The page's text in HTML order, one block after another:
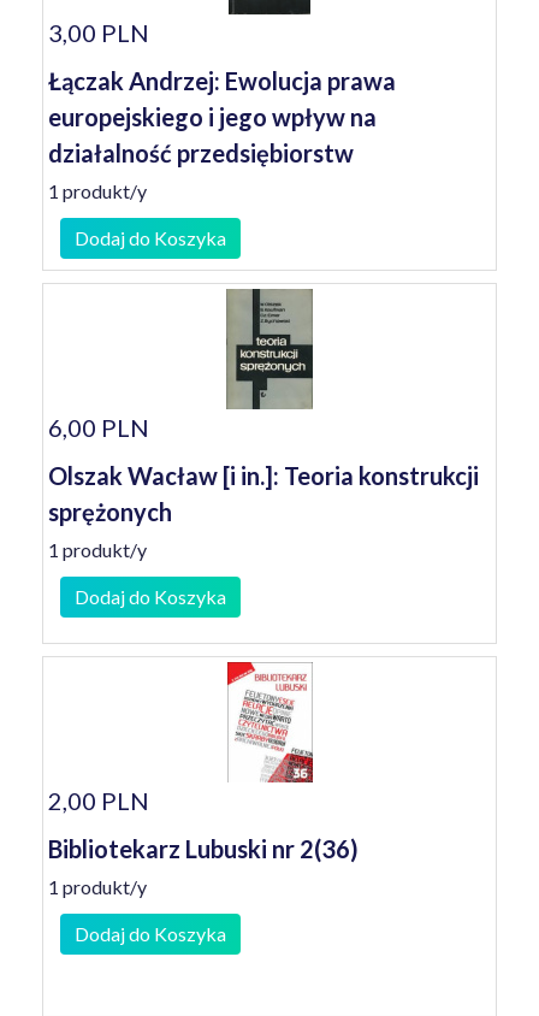
3,00 PLN
Łączak Andrzej: Ewolucja prawa
europejskiego i jego wpływ na
działalność przedsiębiorstw
1 produkt/y
Dodaj do Koszyka
6,00 PLN
Olszak Wacław [i in.]: Teoria konstrukcji
sprężonych
1 produkt/y
Dodaj do Koszyka
2,00 PLN
Bibliotekarz Lubuski nr 2(36)
1 produkt/y
Dodaj do Koszyka